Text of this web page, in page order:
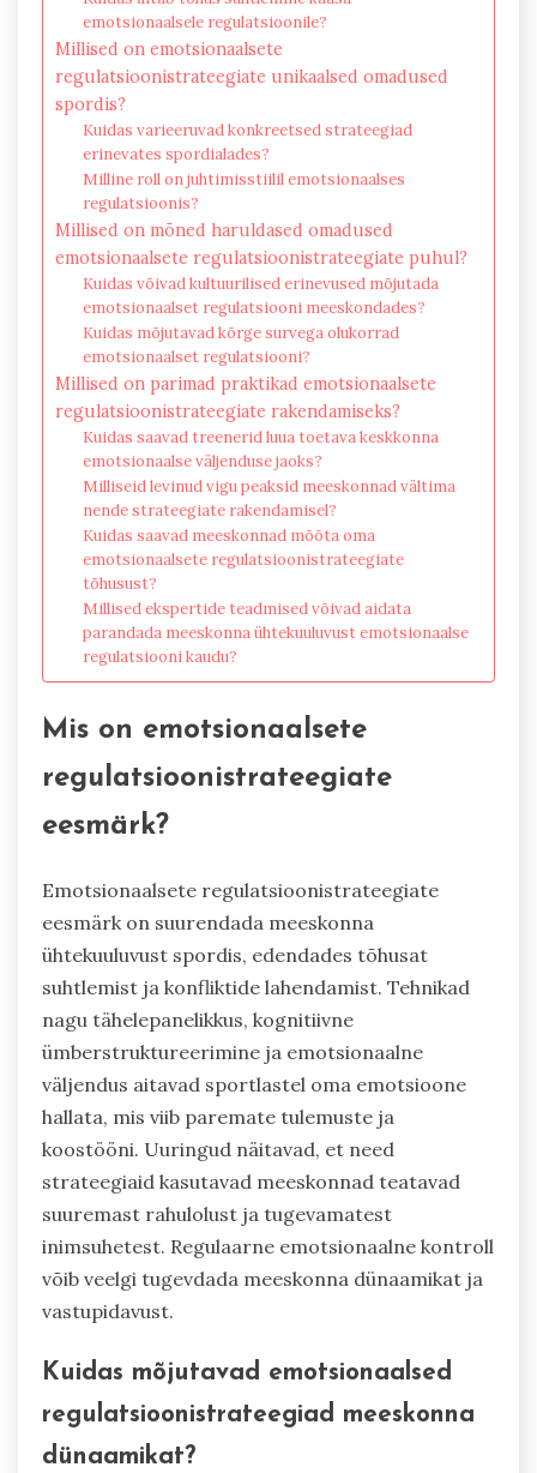
emotsionaalsele regulatsioonile?
Millised on emotsionaalsete
regulatsioonistrateegiate unikaalsed omadused
spordis?
Kuidas varieeruvad konkreetsed strateegiad
erinevates spordialades?
Milline roll on juhtimisstiilil emotsionaalses
regulatsioonis?
Millised on mõned haruldased omadused
emotsionaalsete regulatsioonistrateegiate puhul?
Kuidas võivad kultuurilised erinevused mõjutada
emotsionaalset regulatsiooni meeskondades?
Kuidas mõjutavad kõrge survega olukorrad
emotsionaalset regulatsiooni?
Millised on parimad praktikad emotsionaalsete
regulatsioonistrateegiate rakendamiseks?
Kuidas saavad treenerid luua toetava keskkonna
emotsionaalse väljenduse jaoks?
Milliseid levinud vigu peaksid meeskonnad vältima
nende strateegiate rakendamisel?
Kuidas saavad meeskonnad mõõta oma
emotsionaalsete regulatsioonistrateegiate
tõhusust?
Millised ekspertide teadmised võivad aidata
parandada meeskonna ühtekuuluvust emotsionaalse
regulatsiooni kaudu?
Mis on emotsionaalsete
regulatsioonistrateegiate
eesmärk?
Emotsionaalsete regulatsioonistrateegiate
eesmärk on suurendada meeskonna
ühtekuuluvust spordis, edendades tõhusat
suhtlemist ja konfliktide lahendamist. Tehnikad
nagu tähelepanelikkus, kognitiivne
ümberstruktureerimine ja emotsionaalne
väljendus aitavad sportlastel oma emotsioone
hallata, mis viib paremate tulemuste ja
koostööni. Uuringud näitavad, et need
strateegiaid kasutavad meeskonnad teatavad
suuremast rahulolust ja tugevamatest
inimsuhetest. Regulaarne emotsionaalne kontroll
võib veelgi tugevdada meeskonna dünaamikat ja
vastupidavust.
Kuidas mõjutavad emotsionaalsed
regulatsioonistrateegiad meeskonna
dünaamikat?